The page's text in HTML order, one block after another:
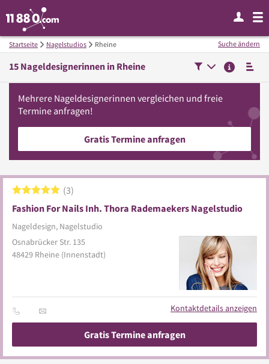
Startseite Nagelstudios Rheine
15 Nageldesignerinnen in Rheine
Suche ändern
Mehrere Nageldesignerinnen vergleichen und freie
Termine anfragen!
Gratis Termine anfragen
Fashion For Nails Inh. Thora Rademaekers Nagelstudio
Nageldesign, Nagelstudio
3
Osnabrücker Str. 135
48429 Rheine (Innenstadt)
Kontaktdetails anzeigen
Gratis Termine anfragen